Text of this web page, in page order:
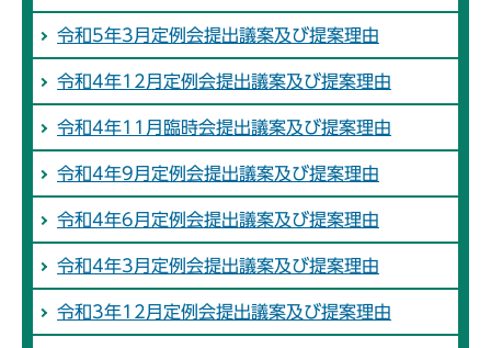
令和5年3月定例会提出議案及び提案理由
令和4年12月定例会提出議案及び提案理由
令和4年11月臨時会提出議案及び提案理由
令和4年9月定例会提出議案及び提案理由
令和4年6月定例会提出議案及び提案理由
令和4年3月定例会提出議案及び提案理由
令和3年12月定例会提出議案及び提案理由